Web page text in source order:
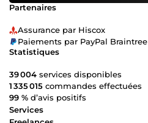
Partenaires
Assurance par Hiscox
Paiements par PayPal Braintree
Statistiques
39 004 services disponibles
1 335 015 commandes effectuées
99 % d’avis positifs
Services